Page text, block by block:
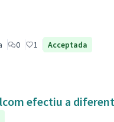
0 1 Acceptada
efectiu a